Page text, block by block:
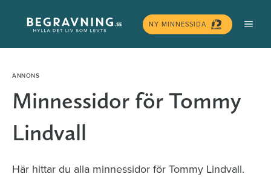
innehåll
NY MINNESSIDA
Minnessidor för Tommy
Lindvall
Här hittar du alla minnessidor för Tommy Lindvall.